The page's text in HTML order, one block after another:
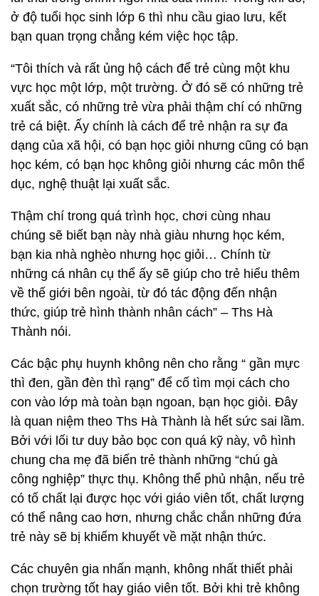
ở độ tuổi học sinh lớp 6 thì nhu cầu giao lưu, kết
bạn quan trọng chẳng kém việc học tập.
“Tôi thích và rất ủng hộ cách để trẻ cùng một khu
vực học một lớp, một trường. Ở đó sẽ có những trẻ
xuất sắc, có những trẻ vừa phải thậm chí có những
trẻ cá biệt. Ấy chính là cách để trẻ nhận ra sự đa
dạng của xã hội, có bạn học giỏi nhưng cũng có bạn
học kém, có bạn học không giỏi nhưng các môn thể
dục, nghệ thuật lại xuất sắc.
Thậm chí trong quá trình học, chơi cùng nhau
chúng sẽ biết bạn này nhà giàu nhưng học kém,
bạn kia nhà nghèo nhưng học giỏi… Chính từ
những cá nhân cụ thể ấy sẽ giúp cho trẻ hiểu thêm
về thế giới bên ngoài, từ đó tác động đến nhận
thức, giúp trẻ hình thành nhân cách” – Ths Hà
Thành nói.
Các bậc phụ huynh không nên cho rằng “ gần mực
thì đen, gần đèn thì rạng” để cố tìm mọi cách cho
con vào lớp mà toàn bạn ngoan, bạn học giỏi. Đây
là quan niệm theo Ths Hà Thành là hết sức sai lầm.
Bởi với lối tư duy bảo bọc con quá kỹ này, vô hình
chung cha mẹ đã biến trẻ thành những “chú gà
công nghiệp” thực thụ. Không thể phủ nhận, nếu trẻ
có tố chất lại được học với giáo viên tốt, chất lượng
có thể nâng cao hơn, nhưng chắc chắn những đứa
trẻ này sẽ bị khiếm khuyết về mặt nhận thức.
Các chuyên gia nhấn mạnh, không nhất thiết phải
chọn trường tốt hay giáo viên tốt. Bởi khi trẻ không